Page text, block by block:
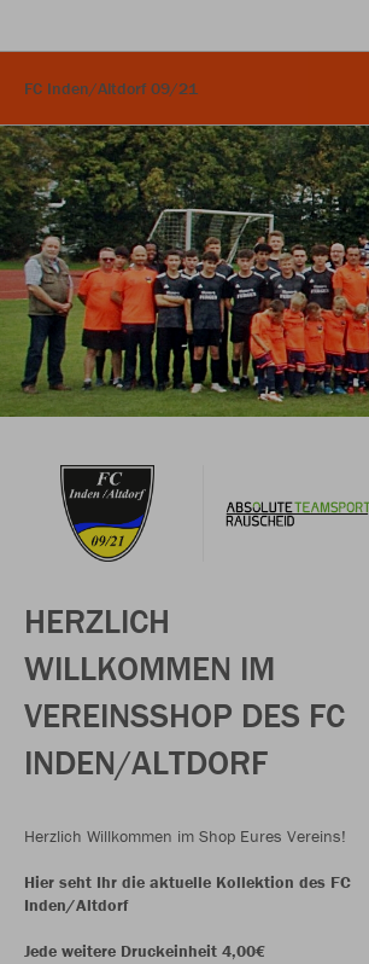
FC Inden/Altdorf 09/21
HERZLICH
WILLKOMMEN IM
VEREINSSHOP DES FC
INDEN/ALTDORF
Herzlich Willkommen im Shop Eures Vereins!
Hier seht Ihr die aktuelle Kollektion des FC
Inden/Altdorf
Jede weitere Druckeinheit 4,00€